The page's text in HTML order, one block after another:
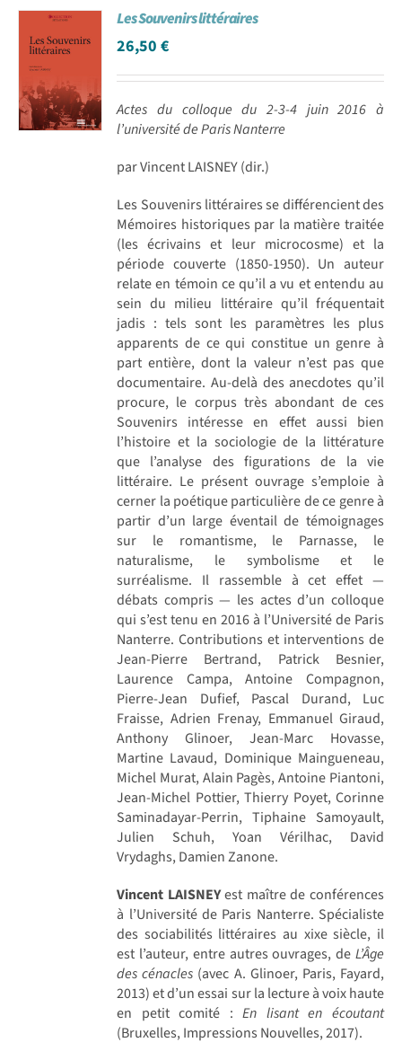
Les Souvenirs littéraires
26,50€
Actes du colloque du 2-3-4 juin 2016 à
l’université de Paris Nanterre
par Vincent LAISNEY (dir.)
Les Souvenirs littéraires se différencient des
Mémoires historiques par la matière traitée
(les écrivains et leur microcosme) et la
période couverte (1850-1950). Un auteur
relate en témoin ce qu’il a vu et entendu au
sein du milieu littéraire qu’il fréquentait
jadis : tels sont les paramètres les plus
apparents de ce qui constitue un genre à
part entière, dont la valeur n’est pas que
documentaire. Au-delà des anecdotes qu’il
procure, le corpus très abondant de ces
Souvenirs intéresse en effet aussi bien
l’histoire et la sociologie de la littérature
que l’analyse des figurations de la vie
littéraire. Le présent ouvrage s’emploie à
cerner la poétique particulière de ce genre à
partir d’un large éventail de témoignages
sur le romantisme, le Parnasse, le
naturalisme, le symbolisme et le
surréalisme. Il rassemble à cet effet —
débats compris — les actes d’un colloque
qui s’est tenu en 2016 à l’Université de Paris
Nanterre. Contributions et interventions de
Jean-Pierre Bertrand, Patrick Besnier,
Laurence Campa, Antoine Compagnon,
Pierre-Jean Dufief, Pascal Durand, Luc
Fraisse, Adrien Frenay, Emmanuel Giraud,
Anthony Glinoer, Jean-Marc Hovasse,
Martine Lavaud, Dominique Maingueneau,
Michel Murat, Alain Pagès, Antoine Piantoni,
Jean-Michel Pottier, Thierry Poyet, Corinne
Saminadayar-Perrin, Tiphaine Samoyault,
Julien Schuh, Yoan Vérilhac, David
Vrydaghs, Damien Zanone.
Vincent LAISNEYest maître de conférences
à l’Université de Paris Nanterre. Spécialiste
des sociabilités littéraires au xixe siècle, il
est l’auteur, entre autres ouvrages, de L’Âge
des cénacles (avec A. Glinoer, Paris, Fayard,
2013) et d’un essai sur la lecture à voix haute
en petit comité :En lisant en écoutant
(Bruxelles, Impressions Nouvelles, 2017).